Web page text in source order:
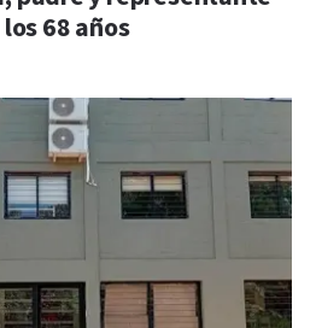
68 años